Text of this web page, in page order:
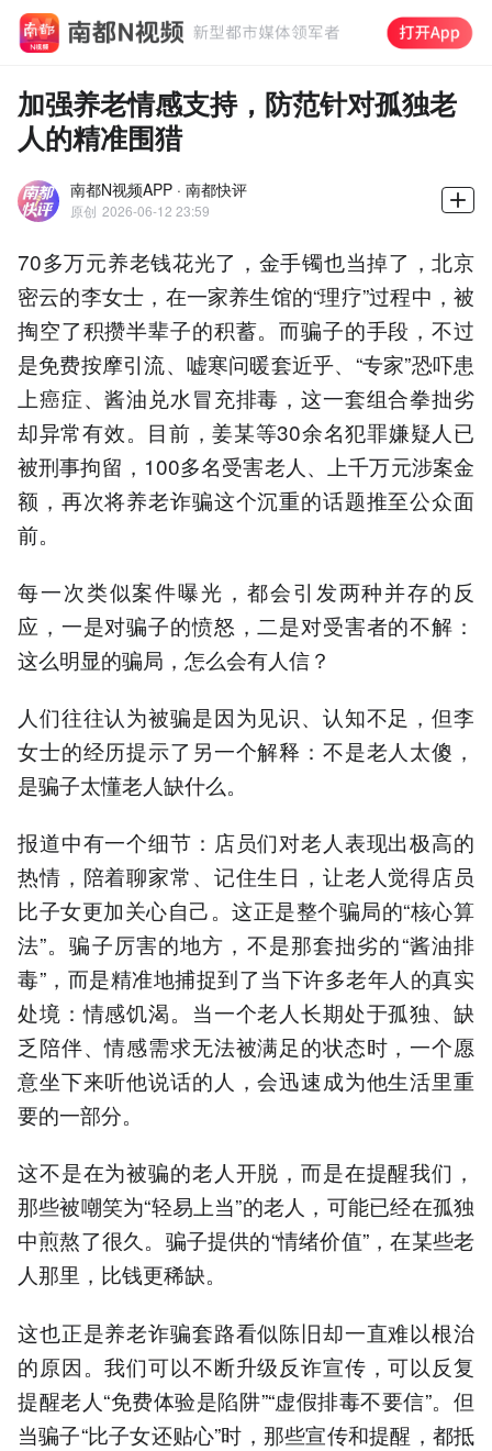
加强养老情感支持，防范针对孤独老
人的精准围猎
南都N视频APP · 南都快评
原创 2026-06-12 23:59
70多万元养老钱花光了，金手镯也当掉了，北京
密云的李女士，在一家养生馆的“理疗”过程中，被
掏空了积攒半辈子的积蓄。而骗子的手段，不过
是免费按摩引流、嘘寒问暖套近乎、“专家”恐吓患
上癌症、酱油兑水冒充排毒，这一套组合拳拙劣
却异常有效。目前，姜某等30余名犯罪嫌疑人已
被刑事拘留，100多名受害老人、上千万元涉案金
额，再次将养老诈骗这个沉重的话题推至公众面
前。
每一次类似案件曝光，都会引发两种并存的反
应，一是对骗子的愤怒，二是对受害者的不解：
这么明显的骗局，怎么会有人信？
人们往往认为被骗是因为见识、认知不足，但李
女士的经历提示了另一个解释：不是老人太傻，
是骗子太懂老人缺什么。
报道中有一个细节：店员们对老人表现出极高的
热情，陪着聊家常、记住生日，让老人觉得店员
比子女更加关心自己。这正是整个骗局的“核心算
法”。骗子厉害的地方，不是那套拙劣的“酱油排
毒”，而是精准地捕捉到了当下许多老年人的真实
处境：情感饥渴。当一个老人长期处于孤独、缺
乏陪伴、情感需求无法被满足的状态时，一个愿
意坐下来听他说话的人，会迅速成为他生活里重
要的一部分。
这不是在为被骗的老人开脱，而是在提醒我们，
那些被嘲笑为“轻易上当”的老人，可能已经在孤独
中煎熬了很久。骗子提供的“情绪价值”，在某些老
人那里，比钱更稀缺。
这也正是养老诈骗套路看似陈旧却一直难以根治
的原因。我们可以不断升级反诈宣传，可以反复
提醒老人“免费体验是陷阱”“虚假排毒不要信”。但
当骗子“比子女还贴心”时，那些宣传和提醒，都抵